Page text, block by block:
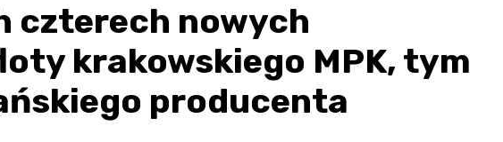
czterech nowych
krakowskiego MPK, tym
producenta